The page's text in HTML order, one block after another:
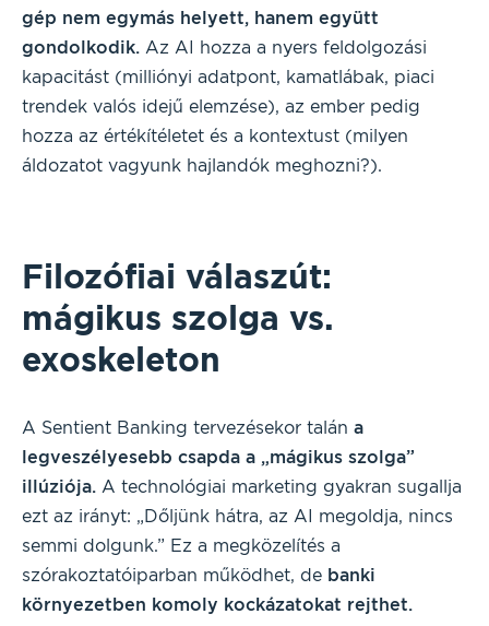
gép nem egymás helyett, hanem együtt
gondolkodik. Az AI hozza a nyers feldolgozási
kapacitást (milliónyi adatpont, kamatlábak, piaci
trendek valós idejű elemzése), az ember pedig
hozza az értékítéletet és a kontextust (milyen
áldozatot vagyunk hajlandók meghozni?).
Filozófiai válaszút:
mágikus szolga vs.
exoskeleton
A Sentient Banking tervezésekor talán a
legveszélyesebb csapda a „mágikus szolga”
illúziója. A technológiai marketing gyakran sugallja
ezt az irányt: „Dőljünk hátra, az AI megoldja, nincs
semmi dolgunk.” Ez a megközelítés a
szórakoztatóiparban működhet, de banki
környezetben komoly kockázatokat rejthet.